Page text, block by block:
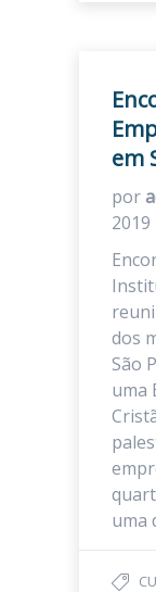
em
por
2019
dos
São
uma
uma